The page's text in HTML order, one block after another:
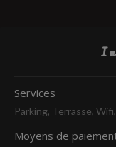
Services
Parking, Terrasse,
Moyens de